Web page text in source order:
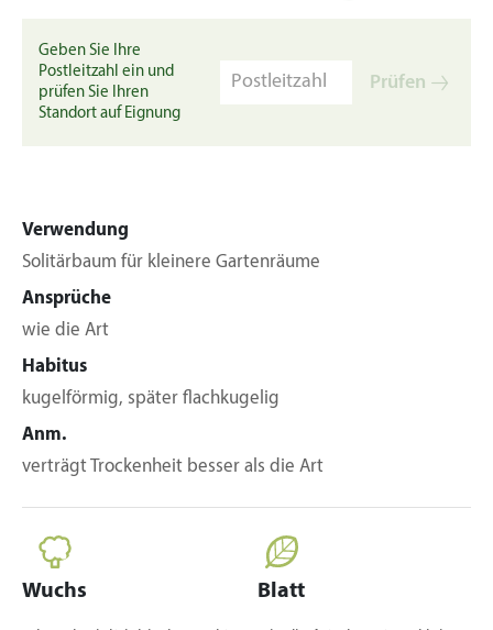
Geben Sie Ihre
Postleitzahl ein und
prüfen Sie Ihren
Standort auf Eignung
Prüfen
Verwendung
Solitärbaum für kleinere Gartenräume
Ansprüche
wie die Art
Habitus
kugelförmig, später flachkugelig
Anm.
verträgt Trockenheit besser als die Art
Wuchs Blatt